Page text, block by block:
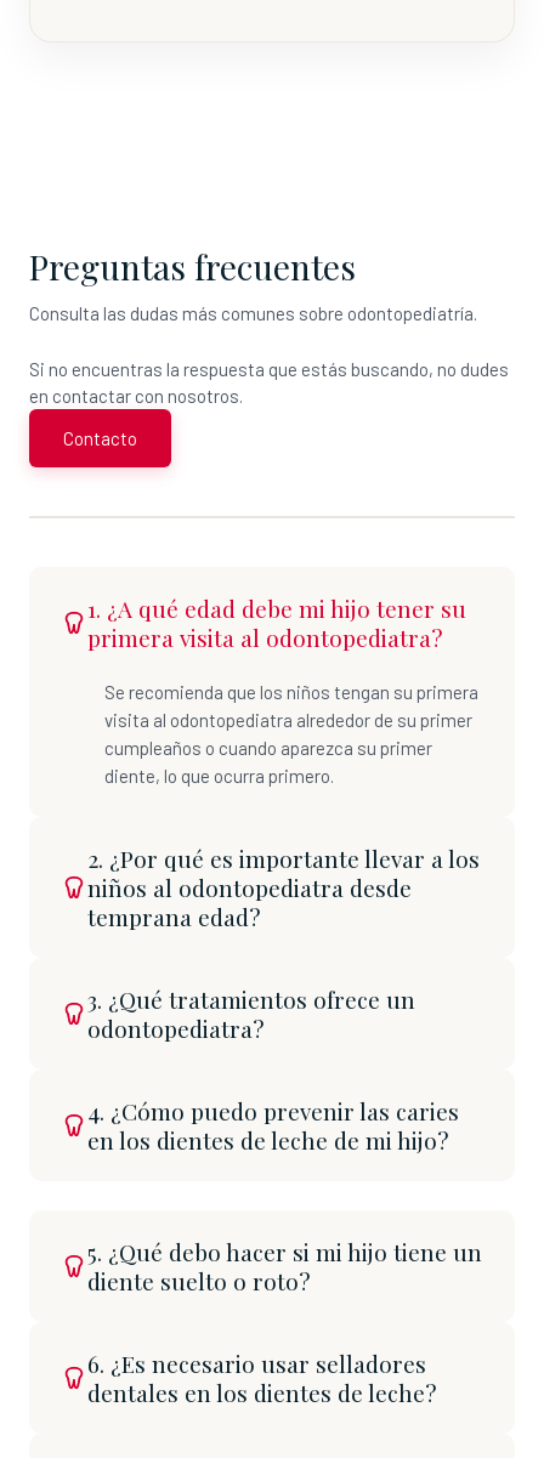
Preguntas frecuentes
Consulta las dudas más comunes sobre odontopediatría.
Si no encuentras la respuesta que estás buscando, no dudes
en contactar con nosotros.
Contacto
1. ¿A qué edad debe mi hijo tener su
primera visita al odontopediatra?
Se recomienda que los niños tengan su primera
visita al odontopediatra alrededor de su primer
cumpleaños o cuando aparezca su primer
diente, lo que ocurra primero.
2. ¿Por qué es importante llevar a los
niños al odontopediatra desde
temprana edad?
3. ¿Qué tratamientos ofrece un
odontopediatra?
4. ¿Cómo puedo prevenir las caries
en los dientes de leche de mi hijo?
5. ¿Qué debo hacer si mi hijo tiene un
diente suelto o roto?
6. ¿Es necesario usar selladores
dentales en los dientes de leche?